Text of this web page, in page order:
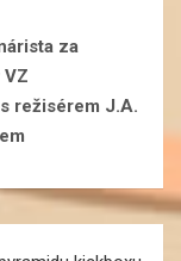
za
VZ
režisérem J.A.